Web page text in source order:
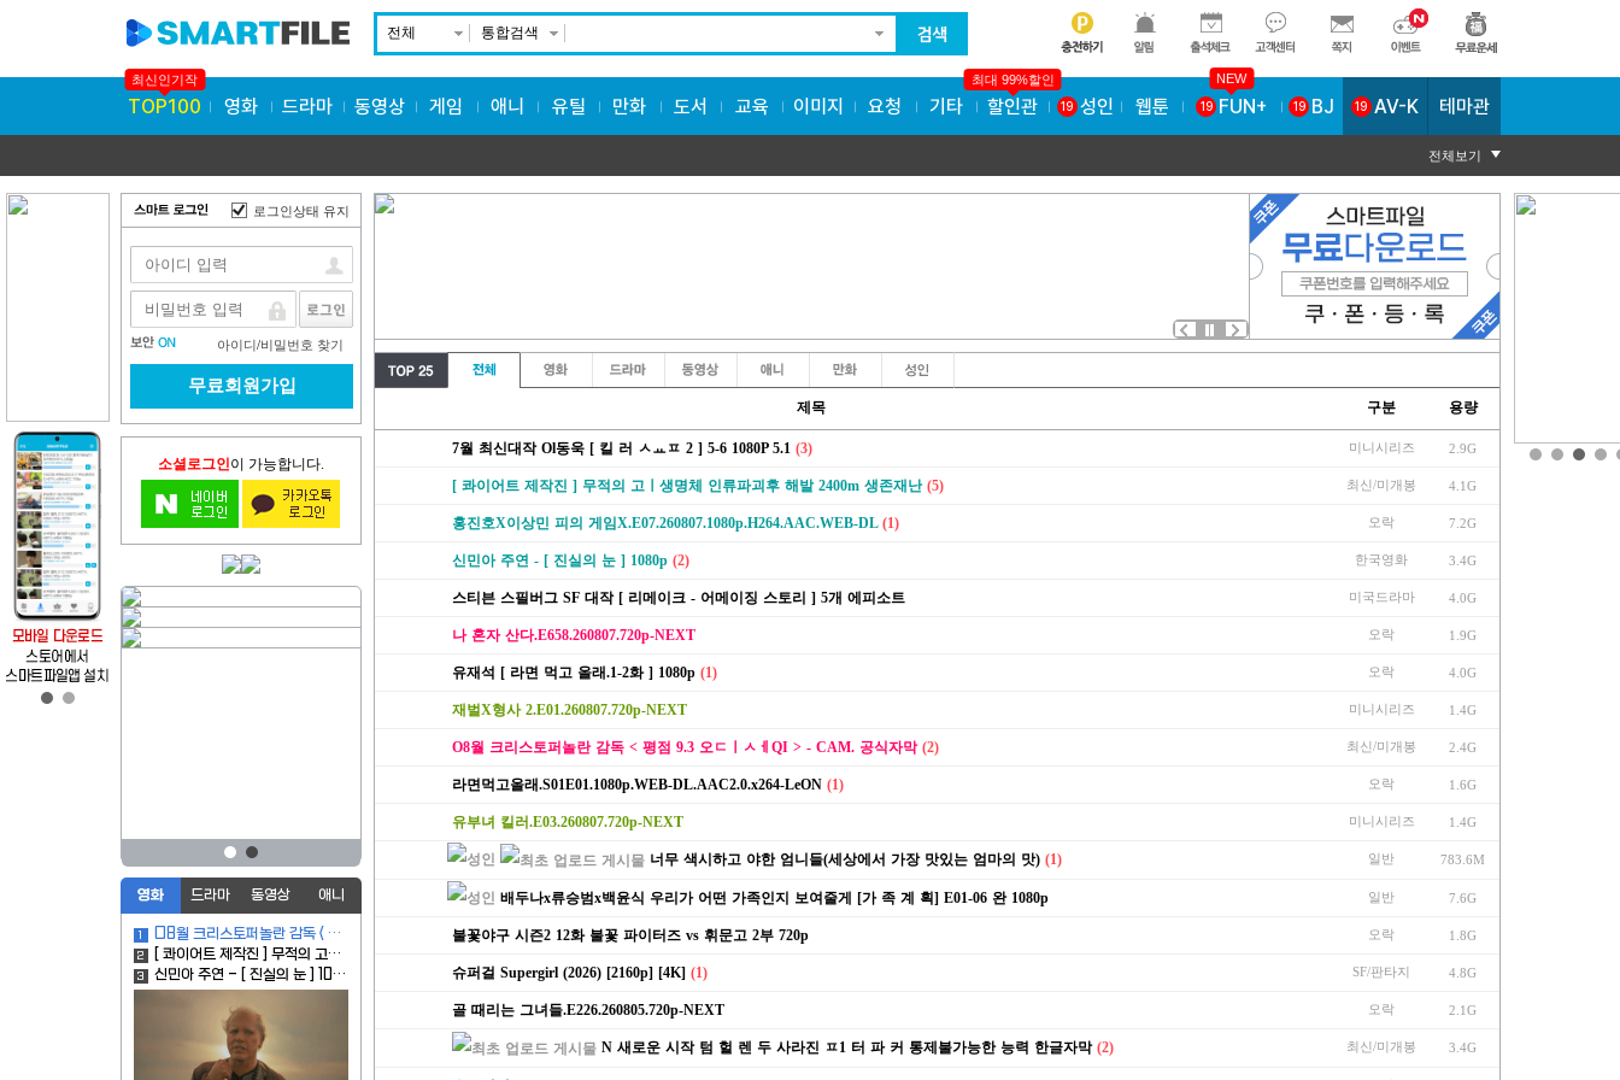
전체 통합검색
TOP100
최신인기작
영화 드라마 동영상 게임 애니 유틸 만화 도서 교육 이미지 요청 기타 할인관
최대 99%할인
19 성인 웹툰 19 FUN+
NEW
19 BJ 19 AV-K 테마관
전체보기
로그인상태 유지
아이디/비밀번호 찾기
무료회원가입
소셜로그인이 가능합니다.
영화 드라마 동영상 애니
1 O8월 크리스토퍼놀란 감독 < 평점 9.3 오ㄷㅣㅅㅔQI > - CAM. 공식자막
2 [ 콰이어트 제작진 ] 무적의 고ㅣ생명체 인류파괴후 해발 2400m 생존재난
3 신민아 주연 - [ 진실의 눈 ] 1080p
제목 구분 용량
7월 최신대작 Ol동욱 [ 킬 러 ㅅㅛㅍ 2 ] 5-6 1080P 5.1 (3) 미니시리즈 2.9G
[ 콰이어트 제작진 ] 무적의 고ㅣ생명체 인류파괴후 해발 2400m 생존재난 (5) 최신/미개봉 4.1G
홍진호X이상민 피의 게임X.E07.260807.1080p.H264.AAC.WEB-DL (1) 오락 7.2G
신민아 주연 - [ 진실의 눈 ] 1080p (2) 한국영화 3.4G
스티븐 스필버그 SF 대작 [ 리메이크 - 어메이징 스토리 ] 5개 에피소트 미국드라마 4.0G
나 혼자 산다.E658.260807.720p-NEXT 오락 1.9G
유재석 [ 라면 먹고 올래.1-2화 ] 1080p (1) 오락 4.0G
재벌X형사 2.E01.260807.720p-NEXT 미니시리즈 1.4G
O8월 크리스토퍼놀란 감독 < 평점 9.3 오ㄷㅣㅅㅔQI > - CAM. 공식자막 (2) 최신/미개봉 2.4G
라면먹고올래.S01E01.1080p.WEB-DL.AAC2.0.x264-LeON (1) 오락 1.6G
유부녀 킬러.E03.260807.720p-NEXT 미니시리즈 1.4G
너무 색시하고 야한 엄니들(세상에서 가장 맛있는 엄마의 맛) (1) 일반 783.6M
배두나x류승범x백윤식 우리가 어떤 가족인지 보여줄게 [가 족 계 획] E01-06 완 1080p 일반 7.6G
불꽃야구 시즌2 12화 불꽃 파이터즈 vs 휘문고 2부 720p 오락 1.8G
슈퍼걸 Supergirl (2026) [2160p] [4K] (1) SF/판타지 4.8G
골 때리는 그녀들.E226.260805.720p-NEXT 오락 2.1G
N 새로운 시작 텀 헐 렌 두 사라진 ㅍ1 터 파 커 통제불가능한 능력 한글자막 (2) 최신/미개봉 3.4G